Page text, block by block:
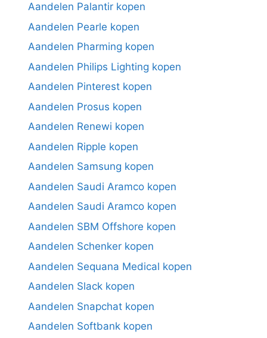
Aandelen Palantir kopen
Aandelen Pearle kopen
Aandelen Pharming kopen
Aandelen Philips Lighting kopen
Aandelen Pinterest kopen
Aandelen Prosus kopen
Aandelen Renewi kopen
Aandelen Ripple kopen
Aandelen Samsung kopen
Aandelen Saudi Aramco kopen
Aandelen Saudi Aramco kopen
Aandelen SBM Offshore kopen
Aandelen Schenker kopen
Aandelen Sequana Medical kopen
Aandelen Slack kopen
Aandelen Snapchat kopen
Aandelen Softbank kopen